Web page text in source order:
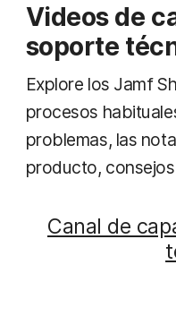
Videos de
soporte
Explore los Jamf
procesos
problemas, las
producto,
Canal de